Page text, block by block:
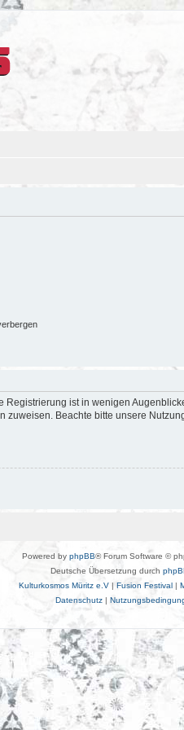
ist in wenigen
Beachte bitte unsere
Powered by phpBB® Forum Software ©
Deutsche Übersetzung durch
Kulturkosmos Müritz e.V | Fusion Festival |
Datenschutz|